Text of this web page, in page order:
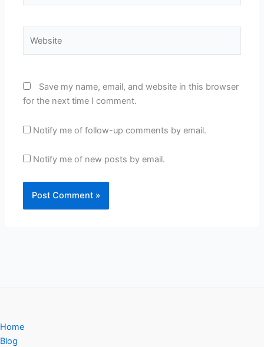
Save my name, email, and website in this browser
for the next time I comment.
Notify me of follow-up comments by email.
Notify me of new posts by email.
Home
Blog